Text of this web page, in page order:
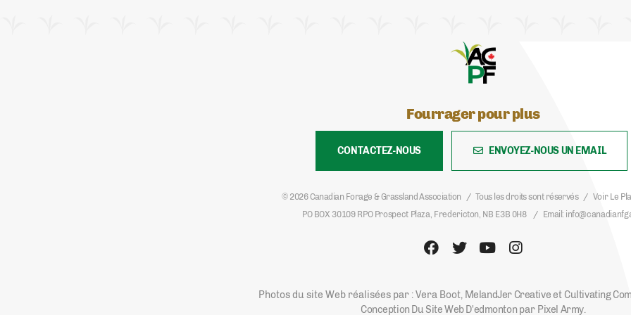
Fourrager pour plus
CONTACTEZ-NOUS ENVOYEZ-NOUS UN EMAIL
© 2026 Canadian Forage & Grassland Association Tous les droits sont réservés
Voir Le
PO BOX 30109 RPO Prospect Plaza, Fredericton, NB E3B 0H8
Email
Photos du site Web réalisées par : Vera Boot, MelandJer Creativeet Cultivating
Conception Du Site Web D'edmonton par Pixel Army.